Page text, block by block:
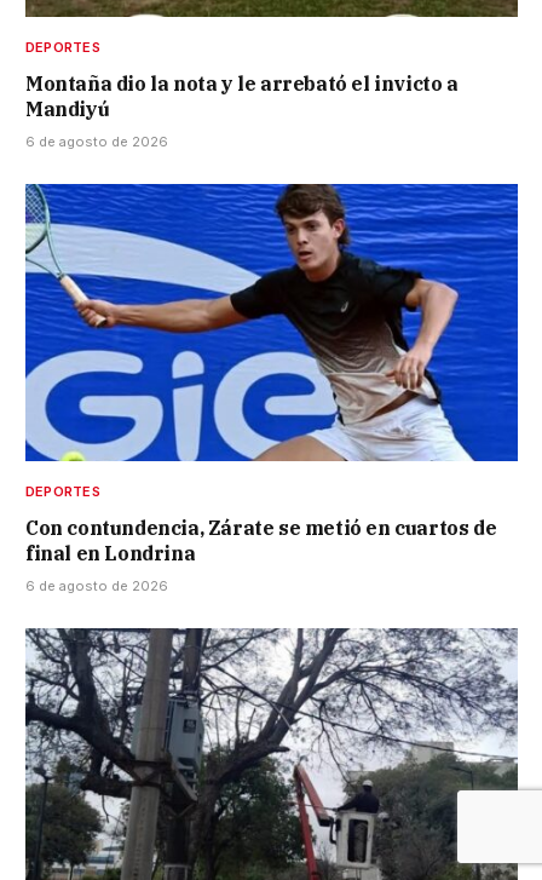
DEPORTES
Montaña dio la nota y le arrebató el invicto a
Mandiyú
6 de agosto de 2026
DEPORTES
Con contundencia, Zárate se metió en cuartos de
final en Londrina
6 de agosto de 2026